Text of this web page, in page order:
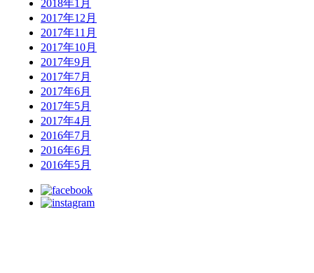
2018年1月
2017年12月
2017年11月
2017年10月
2017年9月
2017年7月
2017年6月
2017年5月
2017年4月
2016年7月
2016年6月
2016年5月